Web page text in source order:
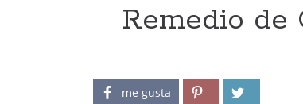
Remedio de
me gusta